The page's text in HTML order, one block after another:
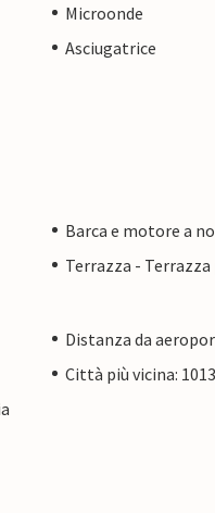
Microonde
Asciugatrice
Barca e motore a
Terrazza -
Distanza da
Città più vicina: